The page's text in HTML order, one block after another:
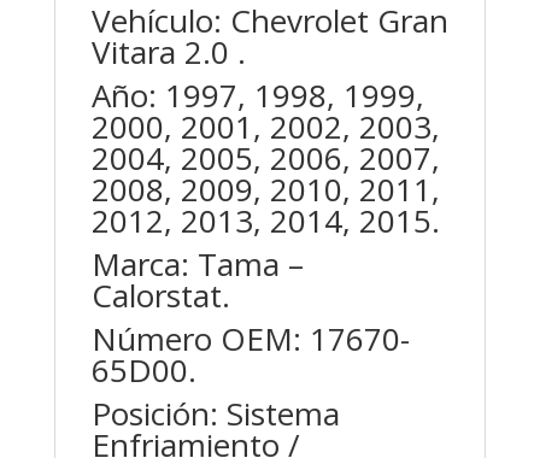
Vehículo: Chevrolet Gran
Vitara 2.0 .
Año: 1997, 1998, 1999,
2000, 2001, 2002, 2003,
2004, 2005, 2006, 2007,
2008, 2009, 2010, 2011,
2012, 2013, 2014, 2015.
Marca: Tama –
Calorstat.
Número OEM: 17670-
65D00.
Posición: Sistema
Enfriamiento /